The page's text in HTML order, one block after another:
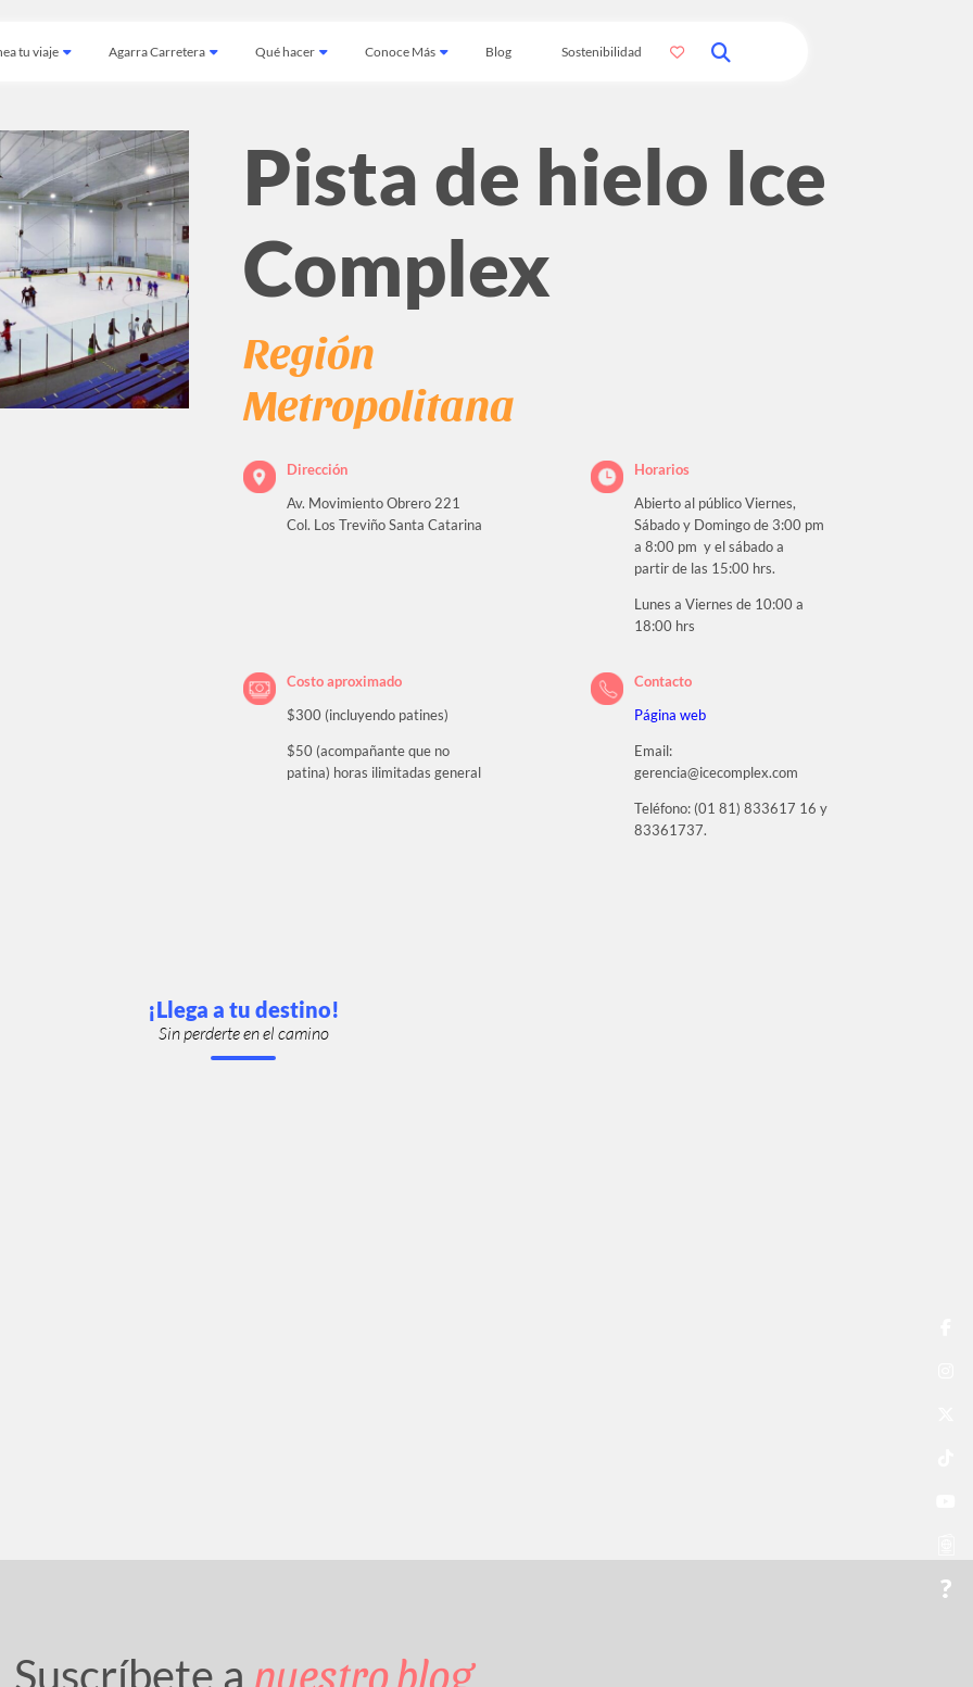
tu viaje Agarra Carretera Qué hacer Conoce Más Blog Sostenibilidad
Pista de hielo Ice
Complex
Región
Metropolitana
Dirección
Av. Movimiento Obrero 221
Col. Los Treviño Santa Catarina
Horarios
Abierto al público Viernes,
Sábado y Domingo de 3:00 pm
a 8:00 pm y el sábado a
partir de las 15:00 hrs.
Lunes a Viernes de 10:00 a
18:00 hrs
Costo aproximado
$300 (incluyendo patines)
$50 (acompañante que no
patina) horas ilimitadas general
Contacto
Página web
Email:
gerencia@icecomplex.com
Teléfono: (01 81) 833617 16 y
83361737.
¡Llega a tu destino!
Sin perderte en el camino
Suscríbete a nuestro blog